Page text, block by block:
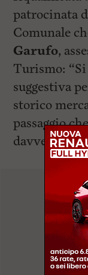
patrocinata
Comunale
Garufo,
Turismo:
suggestiva
storico
passaggio
davvero